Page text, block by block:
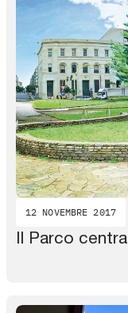
12 NOVEMBRE 2017
Il Parco